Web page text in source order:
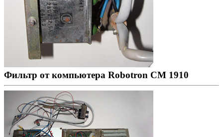
Фильтр от компьютера Robotron CM 1910